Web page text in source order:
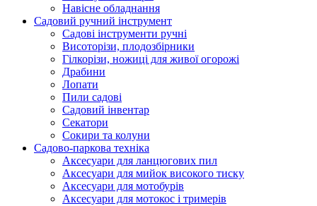
Навісне обладнання
Садовий ручний інструмент
Cадові інструменти ручні
Висоторізи, плодозбірники
Гілкорізи, ножиці для живої огорожі
Драбини
Лопати
Пили садові
Садовий інвентар
Секатори
Сокири та колуни
Садово-паркова техніка
Аксесуари для ланцюгових пил
Аксесуари для мийок високого тиску
Аксесуари для мотобурів
Аксесуари для мотокос і тримерів